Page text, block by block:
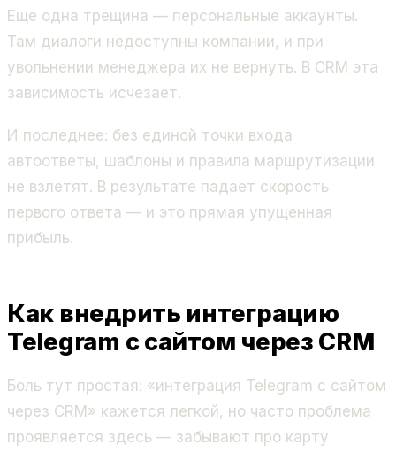
Еще одна трещина — персональные аккаунты.
Там диалоги недоступны компании, и при
увольнении менеджера их не вернуть. В CRM эта
зависимость исчезает.
И последнее: без единой точки входа
автоответы, шаблоны и правила маршрутизации
не взлетят. В результате падает скорость
первого ответа — и это прямая упущенная
прибыль.
Как внедрить интеграцию
Telegram с сайтом через CRM
Боль тут простая: «интеграция Telegram с сайтом
через CRM» кажется легкой, но часто проблема
проявляется здесь — забывают про карту